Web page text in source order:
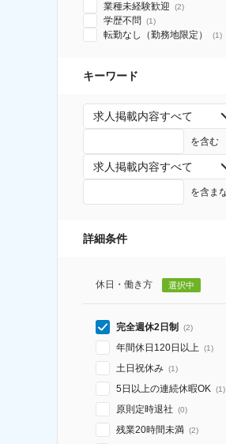
業種未経験歓迎 (2)
学歴不問 (1)
転勤なし（勤務地限定） (1)
キーワード
求人掲載内容すべて
を含む
求人掲載内容すべて
を含ま
詳細条件
休日・働き方 選択中
完全週休2日制 (2)
年間休日120日以上 (1)
土日祝休み (1)
5日以上の連続休暇OK (1)
原則定時退社 (0)
残業20時間未満 (2)
【横浜※一般職/転勤なし】庶
やDXに向けたシステム利用等～
AGC横浜テクニカルセンター 住所：神奈川県横浜市鶴見区末広町1-1 勤務地最寄駅：JR線／弁天橋駅 受動喫煙対策：敷地内喫煙可能場所あり 変更の範囲：無
400万円～550万円 ＜賃金形態＞ 月給制 固定給＋業績給 ＜賃金内訳＞ 月額（基本給）：230,000円～280,000円 ＜月給＞ 230,000円～280,000円 ＜昇給有無＞ 有 ＜残業手当＞ 有 ＜給与補足＞ ※上記はあくまで最低保証額です。実際にはこれまでの経験やスキルを考慮の上、決定します。 年収には残業代は含めておりません。 ■昇給：年1回 ■賞与：年2回 賃金はあくまでも目安の金額であり、選考を通じて上下する可能性があります。 月給(月額)は固定手当を含めた表記です。
株式
【庶
シリ
デー